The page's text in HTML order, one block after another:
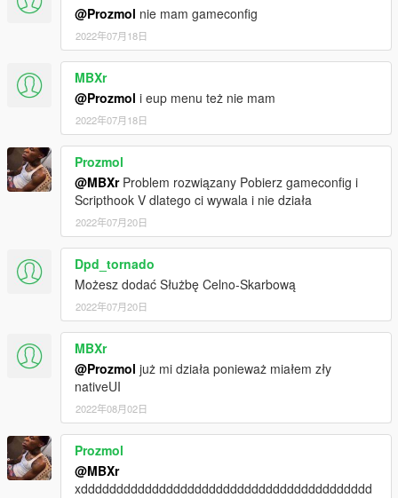
https://pl.gta5-mods.com/vehicles/bmw-3-f30-330i-xdrive-
polish-police
https://pl.gta5-mods.com/vehicles/kia-ceed-sw-ii-polish-police
https://pl.gta5-mods.com/vehicles/bmw-3-g20-320i-polish-
police
https://pl.gta5-mods.com/vehicles/polish-border-guard-
vehicles-pack
https://pl.gta5-mods.com/vehicles/mercedes-atego-gba-361-d-
21-els
https://pl.gta5-mods.com/vehicles/mercedes-sprinter-2017-
polish-ambulance
https://pl.gta5-mods.com/vehicles/kia-cee-d-sw-i-polish-police
https://pl.gta5-mods.com/vehicles/opel-mokka-x-polish-police
https://pl.gta5-mods.com/vehicles/bell-407-polish-police-
helicopter
https://www.lcpdfr.com/downloads/gta5mods/vehiclemodels/31
977-opel-insignia-unmarked-polish-police/
https://www.lcpdfr.com/downloads/gta5mods/vehiclemodels/33
421-ford-transit-custom/
Version 2.0
New units: CBŚP, SPKP, SG. Specially created menu for EUP,
130 different uniforms, 71 suits for men and 59 suits for
women.
When you download PEUP, you also have polish LSPDFR
backup system, police officers in police stations, police patrols
and backup use polish uniforms.
@Prozmol nie mam gameconfig
2022年07月18日
MBXr
@Prozmol i eup menu też nie mam
2022年07月18日
Prozmol
@MBXrProblem rozwiązany Pobierz gameconfig i
Scripthook V dlatego ci wywala i nie działa
2022年07月20日
Dpd_tornado
Możesz dodać Służbę Celno-Skarbową
2022年07月20日
MBXr
@Prozmol już mi działa ponieważ miałem zły
nativeUI
2022年08月02日
Prozmol
@MBXr
xddddddddddddddddddddddddddddddddddddddddd